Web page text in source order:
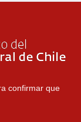
confirmar que